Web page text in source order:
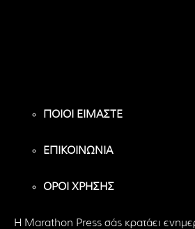
ΠΟΙΟΙ ΕΙΜΑΣΤΕ
ΕΠΙΚΟΙΝΩΝΙΑ
ΟΡΟΙ ΧΡΗΣΗΣ
H Marathon Press σάς κρατάει